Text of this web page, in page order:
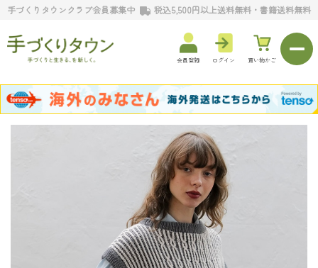
手づくりタウンクラブ会員募集中 税込5,500円以上送料無料・書籍送料無料
会員登録 ログイン 買い物かご